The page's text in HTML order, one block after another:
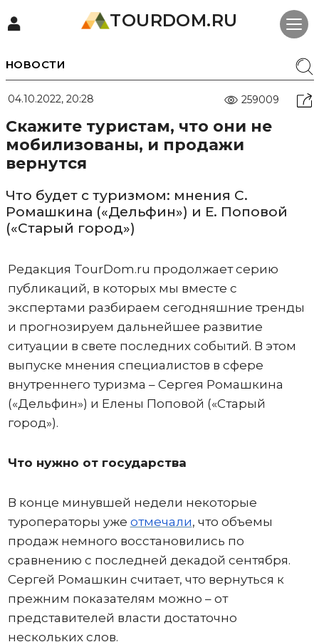
TOURDOM.RU
НОВОСТИ
04.10.2022, 20:28 259009
Скажите туристам, что они не
мобилизованы, и продажи
вернутся
Что будет с туризмом: мнения С.
Ромашкина («Дельфин») и Е. Поповой
(«Старый город»)
Редакция TourDom.ru продолжает серию
публикаций, в которых мы вместе с
экспертами разбираем сегодняшние тренды
и прогнозируем дальнейшее развитие
ситуации в свете последних событий. В этом
выпуске мнения специалистов в сфере
внутреннего туризма – Сергея Ромашкина
(«Дельфин») и Елены Поповой («Старый
город»).
Что нужно от государства
В конце минувшей недели некоторые
туроператоры уже отмечали, что объемы
продаж немного восстановились по
сравнению с последней декадой сентября.
Сергей Ромашкин считает, что вернуться к
прежним показателям можно – от
представителей власти достаточно
нескольких слов.